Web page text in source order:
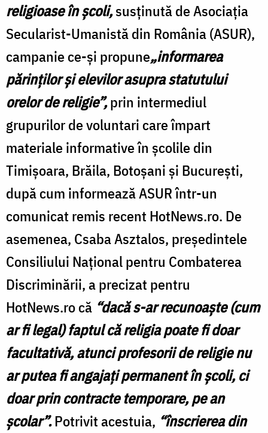
religioase în şcoli,susţinută de Asociaţia
Secularist-Umanistă din România (ASUR),
campanie ce-şi propune„informarea
părinţilor şi elevilor asupra statutului
orelor de religie”,prin intermediul
grupurilor de voluntari care împart
materiale informative în şcolile din
Timişoara, Brăila, Botoşani şi Bucureşti,
după cum informează ASUR într-un
comunicat remis recent HotNews.ro. De
asemenea, Csaba Asztalos, preşedintele
Consiliului Naţional pentru Combaterea
Discriminării, a precizat pentru
HotNews.ro că “dacă s-ar recunoaşte (cum
ar fi legal) faptul că religia poate fi doar
facultativă, atunci profesorii de religie nu
ar putea fi angajaţi permanent în şcoli, ci
doar prin contracte temporare, pe an
şcolar”.Potrivit acestuia, “înscrierea din